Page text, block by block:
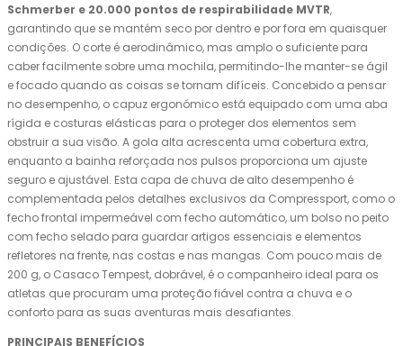
Schmerber e 20.000 pontos de respirabilidade MVTR,
garantindo que se mantém seco por dentro e por fora em quaisquer
condições. O corte é aerodinâmico, mas amplo o suficiente para
caber facilmente sobre uma mochila, permitindo-lhe manter-se ágil
e focado quando as coisas se tornam difíceis. Concebido a pensar
no desempenho, o capuz ergonómico está equipado com uma aba
rígida e costuras elásticas para o proteger dos elementos sem
obstruir a sua visão. A gola alta acrescenta uma cobertura extra,
enquanto a bainha reforçada nos pulsos proporciona um ajuste
seguro e ajustável. Esta capa de chuva de alto desempenho é
complementada pelos detalhes exclusivos da Compressport, como o
fecho frontal impermeável com fecho automático, um bolso no peito
com fecho selado para guardar artigos essenciais e elementos
refletores na frente, nas costas e nas mangas. Com pouco mais de
200 g, o Casaco Tempest, dobrável, é o companheiro ideal para os
atletas que procuram uma proteção fiável contra a chuva e o
conforto para as suas aventuras mais desafiantes.
PRINCIPAIS BENEFÍCIOS